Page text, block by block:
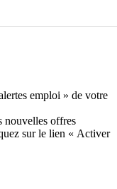
emploi » de votre
nouvelles offres
sur le lien « Activer